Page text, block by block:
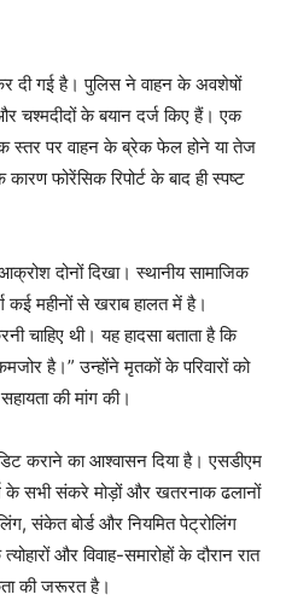
दी गई है। पुलिस ने वाहन के अवशेषों
चश्मदीदों के बयान दर्ज किए हैं। एक
स्तर पर वाहन के ब्रेक फेल होने या तेज
फोरेंसिक रिपोर्ट के बाद ही स्पष्ट
दोनों दिखा। स्थानीय सामाजिक
कई महीनों से खराब हालत में है।
चाहिए थी। यह हादसा बताता है कि
है।” उन्होंने मृतकों के परिवारों को
की मांग की।
कराने का आश्वासन दिया है। एसडीएम
के सभी संकरे मोड़ों और खतरनाक ढलानों
संकेत बोर्ड और नियमित पेट्रोलिंग
और विवाह-समारोहों के दौरान रात
की जरूरत है।